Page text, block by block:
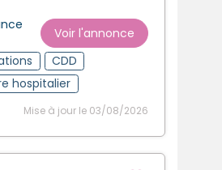
Voir l'annonce
CDD
hospitalier
Mise à jour le 03/08/2026